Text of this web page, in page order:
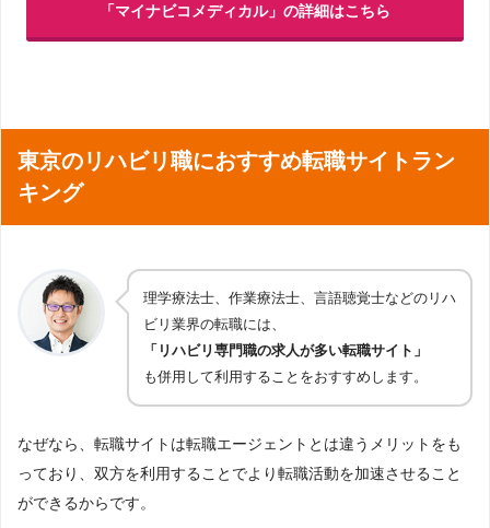
「マイナビコメディカル」の詳細はこちら
東京のリハビリ職におすすめ転職サイトラン
キング
理学療法士、作業療法士、言語聴覚士などのリハ
ビリ業界の転職には、
「リハビリ専門職の求人が多い転職サイト」
も併用して利用することをおすすめします。
なぜなら、転職サイトは転職エージェントとは違うメリットをも
っており、双方を利用することでより転職活動を加速させること
ができるからです。